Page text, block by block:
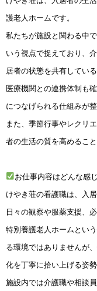
護老人ホームです。
私たちが施設と関わる中
いう視点で捉えており、
居者の状態を共有している
医療機関との連携体制も
につなげられる仕組みが整
また、季節行事やレクリ
者の生活の質を高めるこ
お仕事内容はどんな感
けやき荘の看護職は、入
日々の観察や服薬支援、
特別養護老人ホームとい
る環境ではありませんが
化を丁寧に拾い上げる姿
施設内では介護職や相談